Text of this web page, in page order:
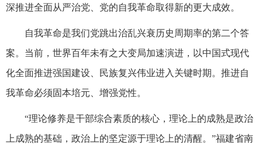
深推进全面从严治党、党的自我革命取得新的更大成效。
自我革命是我们党跳出治乱兴衰历史周期率的第二个答
案。当前，世界百年未有之大变局加速演进，以中国式现代
化全面推进强国建设、民族复兴伟业进入关键时期。推进自
我革命必须固本培元、增强党性。
“理论修养是干部综合素质的核心，理论上的成熟是政治
上成熟的基础，政治上的坚定源于理论上的清醒。”福建省南